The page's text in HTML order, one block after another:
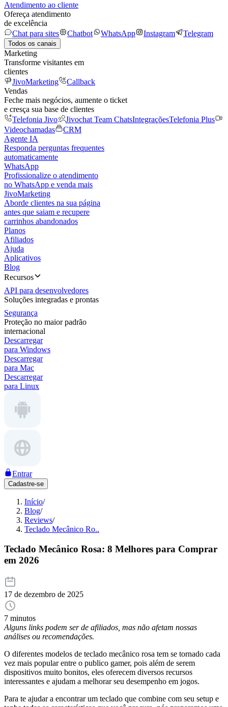
Atendimento ao cliente
Ofereça atendimento
de excelência
Chat para sites
Chatbot WhatsApp Instagram Telegram
Todos os canais
Marketing
Transforme visitantes em
clientes
JivoMarketing
Callback
Vendas
Feche mais negócios, aumente o ticket
e cresça sua base de clientes
Telefonia Jivo
Jivochat Team ChatsIntegraçõesTelefonia Plus
Videochamadas
CRM
Agente IA
Responda perguntas frequentes
automaticamente
WhatsApp
Profissionalize o atendimento
no WhatsApp e venda mais
JivoMarketing
Aborde clientes na sua página
antes que saiam e recupere
carrinhos abandonados
Planos
Afiliados
Ajuda
Aplicativos
Blog
Recursos
API para desenvolvedores
Soluções integradas e prontas
Segurança
Proteção no maior padrão
internacional
Descarregar
para Windows
Descarregar
para Mac
Descarregar
para Linux
Entrar
Cadastre-se
Início/
Blog/
Reviews/
Teclado Mecânico Ro..
Teclado Mecânico Rosa: 8 Melhores para Comprar
em 2026
17 de dezembro de 2025
7 minutos
Alguns links podem ser de afiliados, mas não afetam nossas
análises ou recomendações.
O diferentes modelos de teclado mecânico rosa tem se tornado cada
vez mais popular entre o publico gamer, pois além de serem
dispositivos muito bonitos, eles oferecem diversos recursos
interessantes e ajudam a melhorar seu desempenho em jogos.
Para te ajudar a encontrar um teclado que combine com seu setup e